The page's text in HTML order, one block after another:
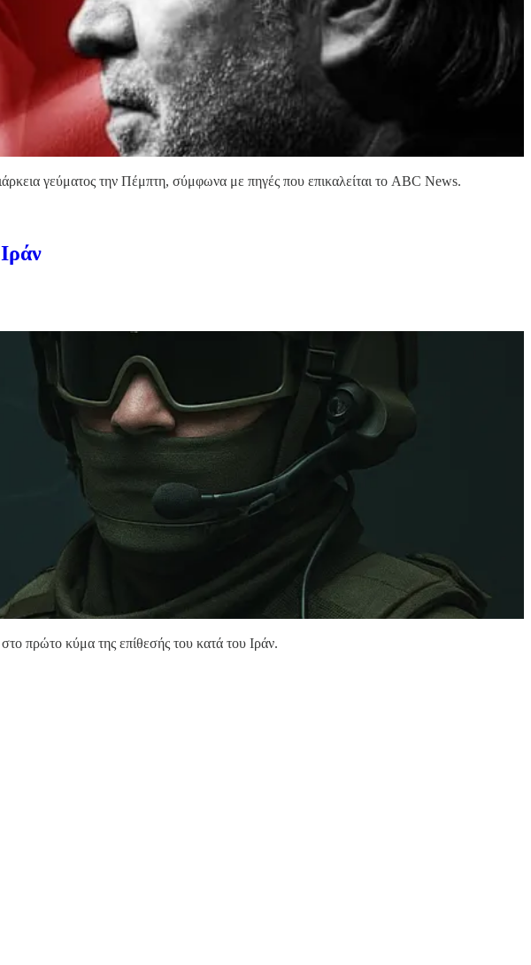
γεύματος την Πέμπτη, σύμφωνα με πηγές που επικαλείται το ABC News.
πρώτο κύμα της επίθεσής του κατά του Ιράν.